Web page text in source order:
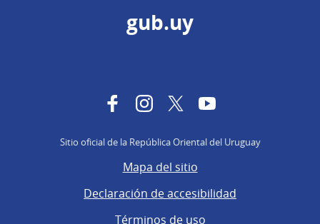
gub.uy
FacebookInstagram
TwitterYouTube
Sitio oficial de la República Oriental del Uruguay
Mapa del sitio
Declaración de accesibilidad
Términos de uso